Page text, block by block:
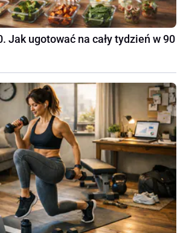
Jak ugotować na cały tydzień w 90